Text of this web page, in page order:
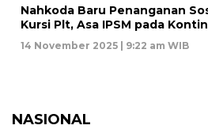
Nahkoda Baru Penanganan
Kursi Plt, Asa IPSM pada
14 November 2025 | 9:22 am WIB
NASIONAL